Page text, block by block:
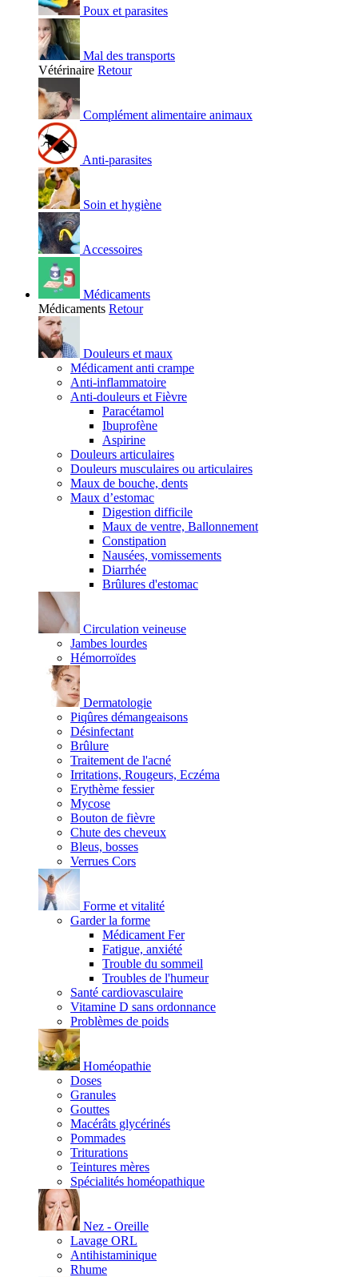
Poux et parasites
Mal des transports
Vétérinaire Retour
Complément alimentaire animaux
Anti-parasites
Soin et hygiène
Accessoires
Médicaments
Médicaments Retour
Douleurs et maux
Médicament anti crampe
Anti-inflammatoire
Anti-douleurs et Fièvre
Paracétamol
Ibuprofène
Aspirine
Douleurs articulaires
Douleurs musculaires ou articulaires
Maux de bouche, dents
Maux d’estomac
Digestion difficile
Maux de ventre, Ballonnement
Constipation
Nausées, vomissements
Diarrhée
Brûlures d'estomac
Circulation veineuse
Jambes lourdes
Hémorroïdes
Dermatologie
Piqûres démangeaisons
Désinfectant
Brûlure
Traitement de l'acné
Irritations, Rougeurs, Eczéma
Erythème fessier
Mycose
Bouton de fièvre
Chute des cheveux
Bleus, bosses
Verrues Cors
Forme et vitalité
Garder la forme
Médicament Fer
Fatigue, anxiété
Trouble du sommeil
Troubles de l'humeur
Santé cardiovasculaire
Vitamine D sans ordonnance
Problèmes de poids
Homéopathie
Doses
Granules
Gouttes
Macérâts glycérinés
Pommades
Triturations
Teintures mères
Spécialités homéopathique
Nez - Oreille
Lavage ORL
Antihistaminique
Rhume